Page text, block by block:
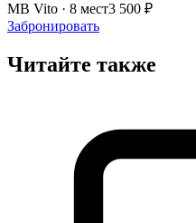
MB Vito · 8 мест3 500 ₽
Забронировать
Читайте также